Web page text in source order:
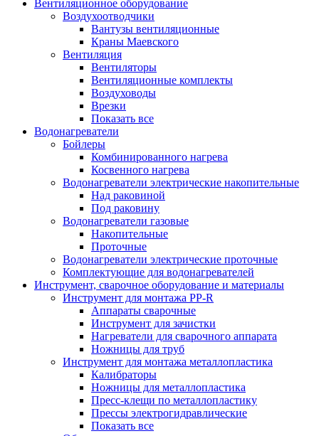
Вентиляционное оборудование
Воздухоотводчики
Вантузы вентиляционные
Краны Маевского
Вентиляция
Вентиляторы
Вентиляционные комплекты
Воздуховоды
Врезки
Показать все
Водонагреватели
Бойлеры
Комбинированного нагрева
Косвенного нагрева
Водонагреватели электрические накопительные
Над раковиной
Под раковину
Водонагреватели газовые
Накопительные
Проточные
Водонагреватели электрические проточные
Комплектующие для водонагревателей
Инструмент, сварочное оборудование и материалы
Инструмент для монтажа PP-R
Аппараты сварочные
Инструмент для зачистки
Нагреватели для сварочного аппарата
Ножницы для труб
Инструмент для монтажа металлопластика
Калибраторы
Ножницы для металлопластика
Пресс-клещи по металлопластику
Прессы электрогидравлические
Показать все